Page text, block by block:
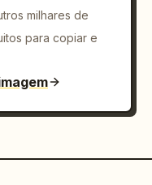
milhares de
para copiar e